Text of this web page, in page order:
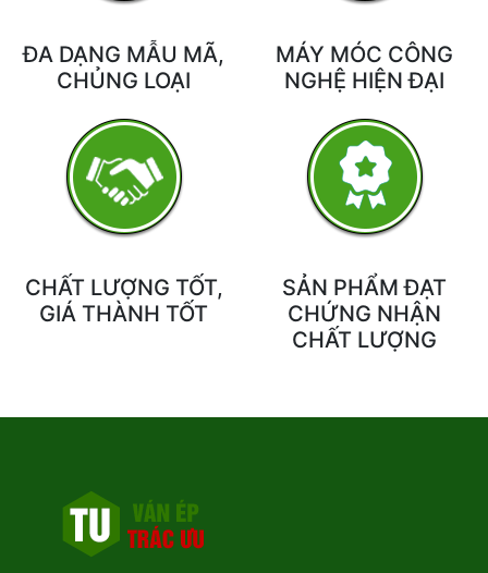
ĐA DẠNG MẪU MÃ,
CHỦNG LOẠI
MÁY MÓC CÔNG
NGHỆ HIỆN ĐẠI
CHẤT LƯỢNG TỐT,
GIÁ THÀNH TỐT
SẢN PHẨM ĐẠT
CHỨNG NHẬN
CHẤT LƯỢNG